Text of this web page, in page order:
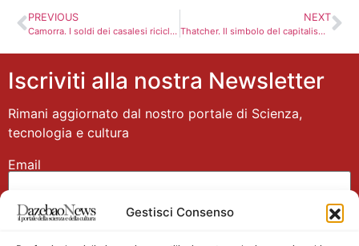
Gestisci Consenso
PREVIOUS
Camorra. I soldi dei casalesi riciclati a San Marino, 24 arresti
NEXT
Thatcher. Il simbolo del capitalismo sfrenato. Loach, privatizziamo il suo funerale
Iscriviti alla nostra Newsletter
Rimani aggiornato dal nostro portale di Scienza,
tecnologia e cultura
Email
Nome